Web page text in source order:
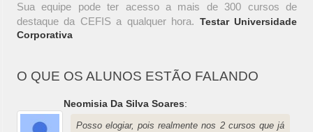
Sua equipe pode ter acesso a mais de 300 cursos de
destaque da CEFIS a qualquer hora. Testar Universidade
Corporativa
O QUE OS ALUNOS ESTÃO FALANDO
Neomisia Da Silva Soares:
Posso elogiar, pois realmente nos 2 cursos que já